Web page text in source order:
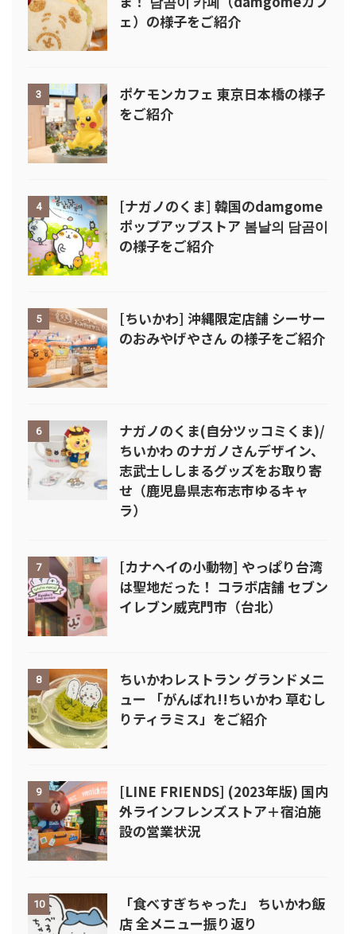
ェ）の様子をご紹介
3
ポケモンカフェ 東京日本橋の様子
をご紹介
4
[ナガノのくま] 韓国のdamgome
ポップアップストア 봄날의 담곰이
の様子をご紹介
5
[ちいかわ] 沖縄限定店舗 シーサー
のおみやげやさん の様子をご紹介
6
ナガノのくま(自分ツッコミくま)/
ちいかわ のナガノさんデザイン、
志武士ししまるグッズをお取り寄
せ（鹿児島県志布志市ゆるキャ
ラ）
7
[カナヘイの小動物] やっぱり台湾
は聖地だった！ コラボ店舗 セブン
イレブン威克門市（台北）
8
ちいかわレストラン グランドメニ
ュー 「がんばれ!!ちいかわ 草むし
りティラミス」をご紹介
9
[LINE FRIENDS] (2023年版) 国内
外ラインフレンズストア＋宿泊施
設の営業状況
10
「食べすぎちゃった」 ちいかわ飯
店 全メニュー振り返り